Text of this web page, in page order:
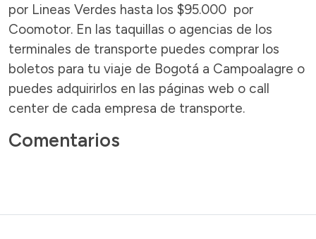
por Lineas Verdes hasta los $95.000 por
Coomotor. En las taquillas o agencias de los
terminales de transporte puedes comprar los
boletos para tu viaje de Bogotá a Campoalagre o
puedes adquirirlos en las páginas web o call
center de cada empresa de transporte.
Comentarios